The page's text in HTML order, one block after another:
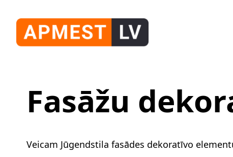
Fasāžu
Veicam Jūgendstila fasādes dekoratīvo